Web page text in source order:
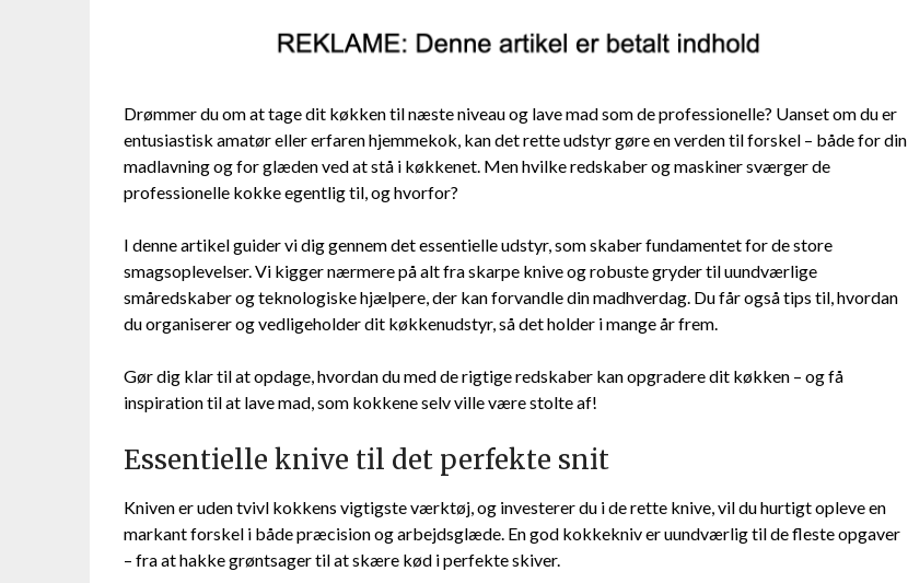
Drømmer du om at tage dit køkken til næste niveau og lave mad som de professionelle? Uanset om du er
entusiastisk amatør eller erfaren hjemmekok, kan det rette udstyr gøre en verden til forskel – både for din
madlavning og for glæden ved at stå i køkkenet. Men hvilke redskaber og maskiner sværger de
professionelle kokke egentlig til, og hvorfor?
I denne artikel guider vi dig gennem det essentielle udstyr, som skaber fundamentet for de store
smagsoplevelser. Vi kigger nærmere på alt fra skarpe knive og robuste gryder til uundværlige
småredskaber og teknologiske hjælpere, der kan forvandle din madhverdag. Du får også tips til, hvordan
du organiserer og vedligeholder dit køkkenudstyr, så det holder i mange år frem.
Gør dig klar til at opdage, hvordan du med de rigtige redskaber kan opgradere dit køkken – og få
inspiration til at lave mad, som kokkene selv ville være stolte af!
Essentielle knive til det perfekte snit
Kniven er uden tvivl kokkens vigtigste værktøj, og investerer du i de rette knive, vil du hurtigt opleve en
markant forskel i både præcision og arbejdsglæde. En god kokkekniv er uundværlig til de fleste opgaver
– fra at hakke grøntsager til at skære kød i perfekte skiver.